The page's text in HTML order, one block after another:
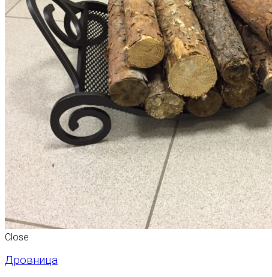
Close
Дровница